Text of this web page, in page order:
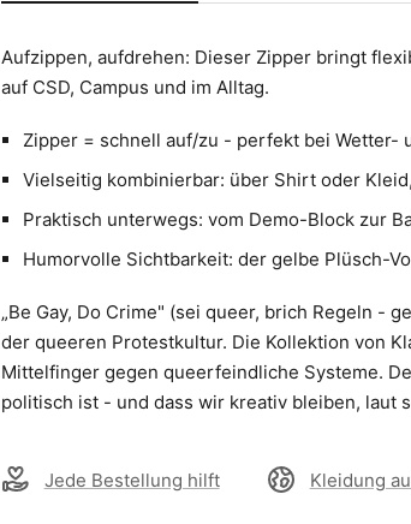
Aufzippen, aufdrehen: Dieser Zipper bringt
auf CSD, Campus und im Alltag.
Zipper = schnell auf/zu - perfekt bei Wetter-
Vielseitig kombinierbar: über Shirt oder
Praktisch unterwegs: vom Demo-Block zur
Humorvolle Sichtbarkeit: der gelbe Plüsch-
„Be Gay, Do Crime" (sei queer, brich Regeln -
der queeren Protestkultur. Die Kollektion von
Mittelfinger gegen queerfeindliche Systeme.
politisch ist - und dass wir kreativ bleiben, laut
Jede Bestellung hilft Kleidung